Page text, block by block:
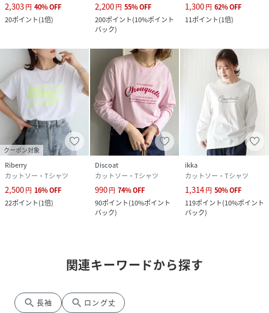
2,303円 40%OFF
20ポイント(1倍)
2,200円 55%OFF
200ポイント(10%ポイント
バック)
1,300円 62%OFF
11ポイント(1倍)
クーポン対象
Riberry
カットソー・Tシャツ
2,500円 16%OFF
22ポイント(1倍)
Discoat
カットソー・Tシャツ
990円 74%OFF
90ポイント(10%ポイント
バック)
ikka
カットソー・Tシャツ
1,314円 50%OFF
119ポイント(10%ポイント
バック)
関連キーワードから探す
search 長袖 search ロング丈